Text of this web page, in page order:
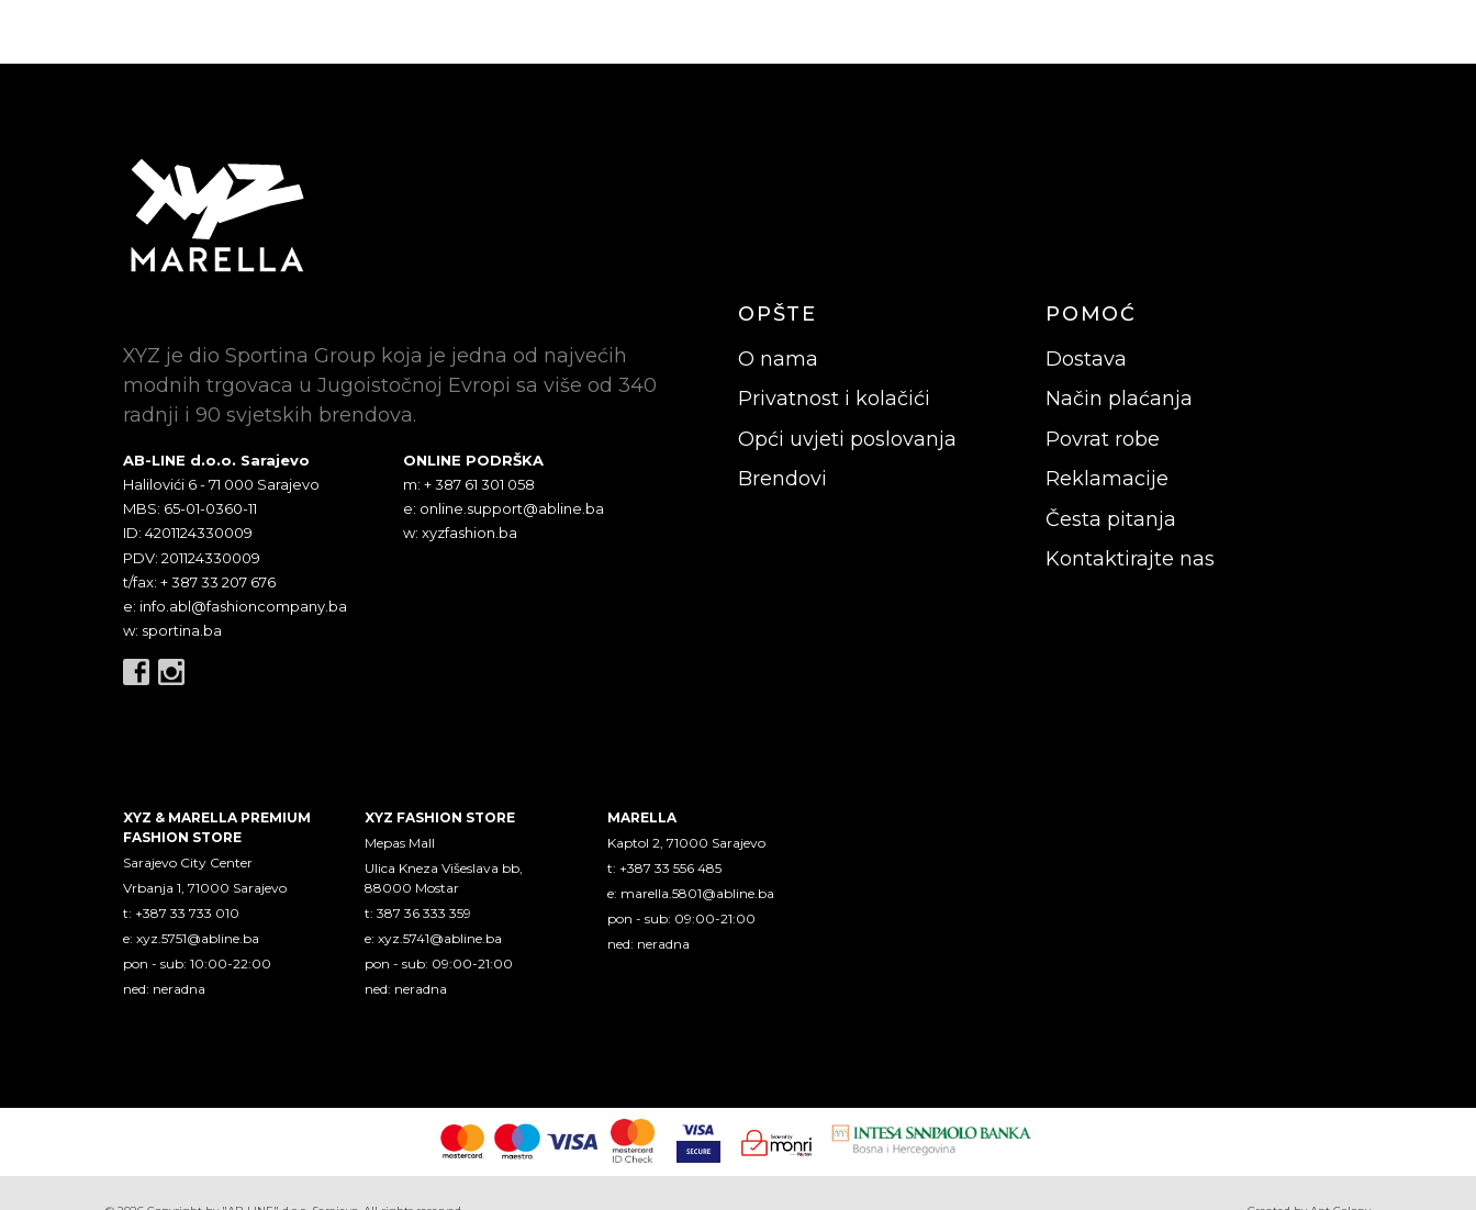
XYZ je dio Sportina Group koja je jedna od najvećih
modnih trgovaca u Jugoistočnoj Evropi sa više od 340
radnji i 90 svjetskih brendova.
AB-LINE d.o.o. Sarajevo
Halilovići 6 - 71 000 Sarajevo
MBS: 65-01-0360-11
ID: 4201124330009
PDV: 201124330009
t/fax: + 387 33 207 676
e: info.abl@fashioncompany.ba
w: sportina.ba
ONLINE PODRŠKA
m: + 387 61 301 058
e: online.support@abline.ba
w: xyzfashion.ba
OPŠTE
O nama
Privatnost i kolačići
Opći uvjeti poslovanja
Brendovi
POMOĆ
Dostava
Način plaćanja
Povrat robe
Reklamacije
Česta pitanja
Kontaktirajte nas
XYZ & MARELLA PREMIUM
FASHION STORE
Sarajevo City Center
Vrbanja 1, 71000 Sarajevo
t: +387 33 733 010
e: xyz.5751@abline.ba
pon - sub: 10:00-22:00
ned: neradna
XYZ FASHION STORE
Mepas Mall
Ulica Kneza Višeslava bb,
88000 Mostar
t: 387 36 333 359
e:xyz.5741@abline.ba
pon - sub: 09:00-21:00
ned: neradna
MARELLA
Kaptol 2, 71000 Sarajevo
t: +387 33 556 485
e: marella.5801@abline.ba
pon - sub: 09:00-21:00
ned: neradna